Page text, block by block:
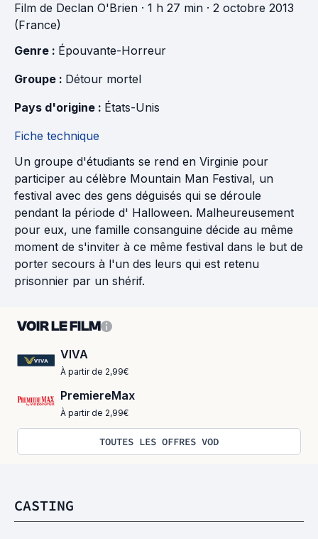
Film de Declan O'Brien · 1 h 27 min · 2 octobre 2013
(France)
Genre : Épouvante-Horreur
Groupe : Détour mortel
Pays d'origine : États-Unis
Fiche technique
Un groupe d'étudiants se rend en Virginie pour
participer au célèbre Mountain Man Festival, un
festival avec des gens déguisés qui se déroule
pendant la période d' Halloween. Malheureusement
pour eux, une famille consanguine décide au même
moment de s'inviter à ce même festival dans le but de
porter secours à l'un des leurs qui est retenu
prisonnier par un shérif.
VOIR LE FILM
VIVA
À partir de 2,99€
PremiereMax
À partir de 2,99€
TOUTES LES OFFRES VOD
CASTING